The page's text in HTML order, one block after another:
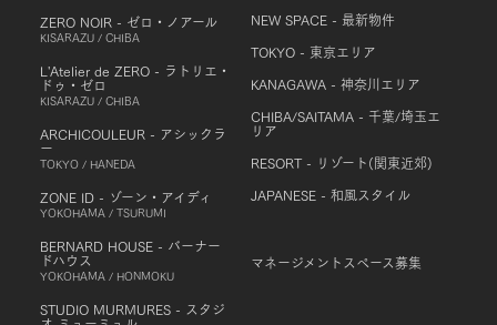
ZERO NOIR - ゼロ・ノアール
KISARAZU / CHIBA
L'Atelier de ZERO - ラトリエ・
ドゥ・ゼロ
KISARAZU / CHIBA
ARCHICOULEUR - アシックラ
ー
TOKYO / HANEDA
ZONE ID - ゾーン・アイディ
YOKOHAMA / TSURUMI
BERNARD HOUSE - バーナー
ドハウス
YOKOHAMA / HONMOKU
STUDIO MURMURES - スタジ
NEW SPACE - 最新物件
TOKYO - 東京エリア
KANAGAWA - 神奈川エリア
CHIBA/SAITAMA - 千葉/埼玉エ
リア
RESORT - リゾート(関東近郊)
JAPANESE - 和風スタイル
マネージメントスペース募集